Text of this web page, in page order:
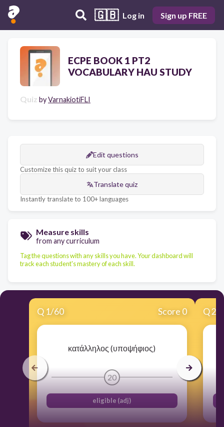
🇬🇧 Log in Sign up FREE
ECPE BOOK 1 PT2
VOCABULARY HAU STUDY
Quiz byVarnakiotiFLI
Edit questions
Customize this quiz to suit your class
Translate quiz
Instantly translate to 100+ languages
Measure skills
from any curriculum
Tag the questions with any skills you have. Your dashboard will
track each student's mastery of each skill.
Q 1/60 Score 0
κατάλληλος (υποψήφιος)
20
eligible (adj)
Q2